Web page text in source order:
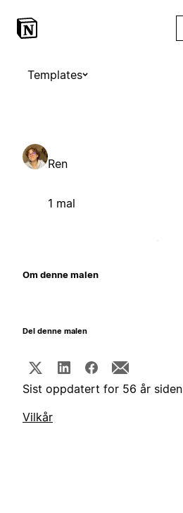
Templates
Ren
1 mal
Om denne malen
Del denne malen
Sist oppdatert for 56 år siden
Vilkår